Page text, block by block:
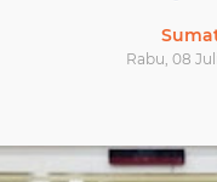
Rabu, 08